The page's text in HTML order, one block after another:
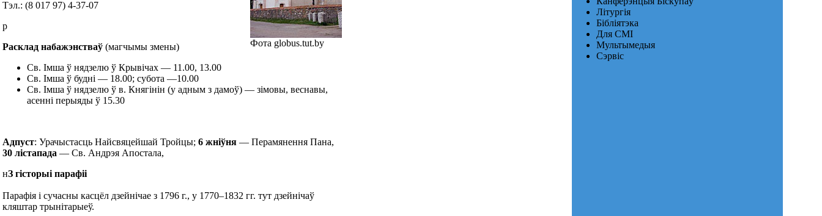
Фота globus.tut.by
Тэл.: (8 017 97) 4-37-07
р
Расклад набажэнстваў (магчымы змены)
Св. Імша ў нядзелю ў Крывічах — 11.00, 13.00
Св. Імша ў будні — 18.00; субота —10.00
Св. Імша ў нядзелю ў в. Княгінін (у адным з дамоў) — зімовы, веснавы,
асенні перыяды ў 15.30
Адпуст: Урачыстасць Найсвяцейшай Тройцы; 6 жніўня — Перамянення Пана,
30 лістапада — Св. Андрэя Апостала,
нЗ гісторыі парафіі
Парафія і сучасны касцёл дзейнічае з 1796 г., у 1770–1832 гг. тут дзейнічаў
кляштар трынітарыеў.
Літургія
Бібліятэка
Для СМІ
Мультымедыя
Сэрвіс